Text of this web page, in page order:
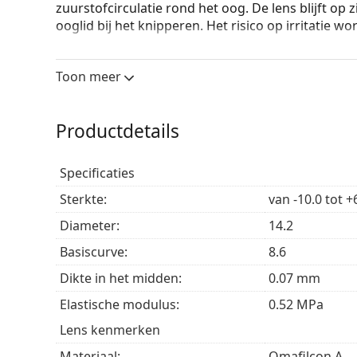
zuurstofcirculatie rond het oog. De lens blijft op
ooglid bij het knipperen. Het risico op irritatie
houden, zelfs in lastige lichtomstandigheden,
werken achter de computer of tijdens
het 2de klasse UV-filter, wat betekent dat de
De UV-filters van Lenjoy 1 Day Comfort
negatieve effecten van ultraviolette straling.
bedekken, is het aan te raden om een zonnebril
Lenjoy 1 Day Comfort
Lenjoy 1 Day DAILIES
58%
Toon meer
Productdetails
Specificaties
Sterkte:
van -10.0 tot
Diameter:
14.2
Basiscurve:
8.6
Dikte in het midden:
0.07 mm
Elastische modulus:
0.52 MPa
Lens kenmerken